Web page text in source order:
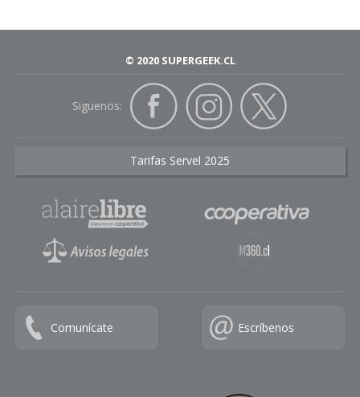
© 2020 SUPERGEEK.CL
Siguenos:
Tarifas Servel 2025
Comunícate Escríbenos